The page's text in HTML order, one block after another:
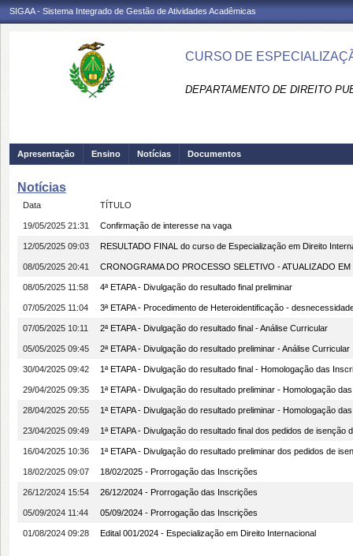
SIGAA - Sistema Integrado de Gestão de Atividades Acadêmicas
CURSO DE
DEPARTAMENTO DE DIREITO
Apresentação Ensino Notícias Documentos
Notícias
Data TÍTULO
19/05/2025 21:31 Confirmação de interesse na vaga
12/05/2025 09:03 RESULTADO FINAL do curso de Especialização em Direito
08/05/2025 20:41 CRONOGRAMA DO PROCESSO SELETIVO - ATUALIZADO EM
08/05/2025 11:58 4ª ETAPA - Divulgação do resultado final preliminar
07/05/2025 11:04 3ª ETAPA - Procedimento de Heteroidentificação -
07/05/2025 10:11 2ª ETAPA - Divulgação do resultado final - Análise Curricular
05/05/2025 09:45 2ª ETAPA - Divulgação do resultado preliminar - Análise Curricular
30/04/2025 09:42 1ª ETAPA - Divulgação do resultado final - Homologação das
29/04/2025 09:35 1ª ETAPA - Divulgação do resultado preliminar - Homologação
28/04/2025 20:55 1ª ETAPA - Divulgação do resultado preliminar - Homologação
23/04/2025 09:49 1ª ETAPA - Divulgação do resultado final dos pedidos de isenção
16/04/2025 10:36 1ª ETAPA - Divulgação do resultado preliminar dos pedidos de
18/02/2025 09:07 18/02/2025 - Prorrogação das Inscrições
26/12/2024 15:54 26/12/2024 - Prorrogação das Inscrições
05/09/2024 11:44 05/09/2024 - Prorrogação das Inscrições
01/08/2024 09:28 Edital 001/2024 - Especialização em Direito Internacional